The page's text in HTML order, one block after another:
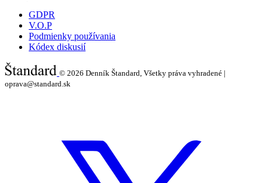
GDPR
V.O.P
Podmienky používania
Kódex diskusií
© 2026 Denník Štandard, Všetky práva vyhradené |
oprava@standard.sk